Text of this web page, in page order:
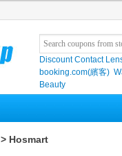
Discount Contact
booking.com(繽客)
Beauty
> Hosmart